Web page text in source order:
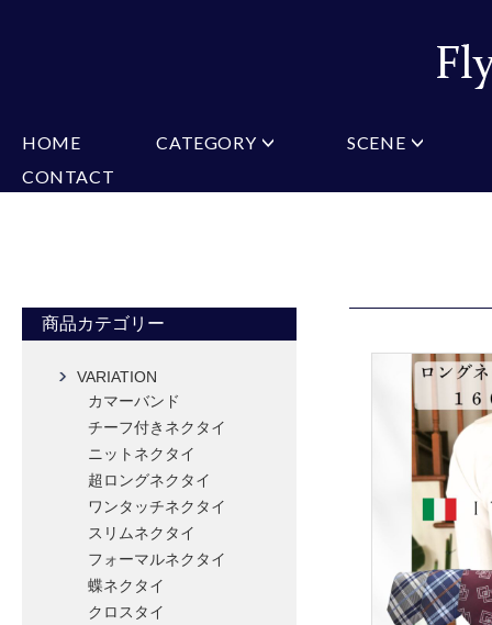
HOME CATEGORY
VARIATION
マフラー
ベルト
タイピンカフス
SCENE
ミチコロンドン
CONTACT
商品カテゴリー
VARIATION
カマーバンド
チーフ付きネクタイ
ニットネクタイ
超ロングネクタイ
ワンタッチネクタイ
スリムネクタイ
フォーマルネクタイ
蝶ネクタイ
クロスタイ